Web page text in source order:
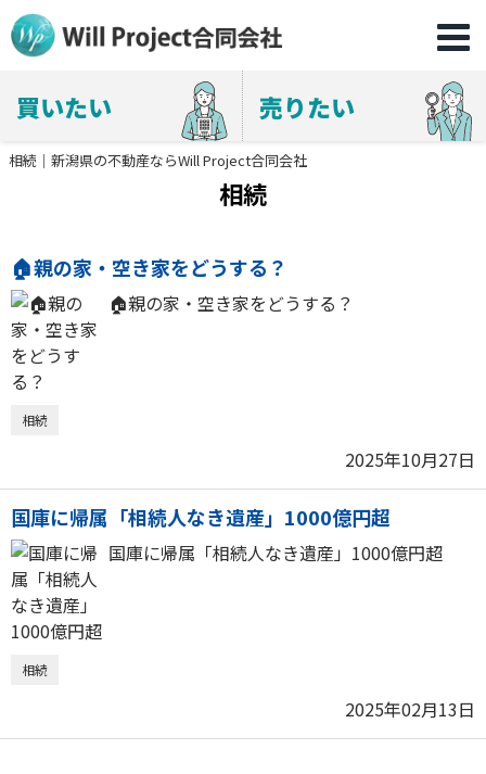
買いたい 売りたい
相続｜新潟県の不動産ならWill Project合同会社
相続
🏠親の家・空き家をどうする？
🏠親の家・空き家をどうする？
相続
2025年10月27日
国庫に帰属「相続人なき遺産」1000億円超
国庫に帰属「相続人なき遺産」1000億円超
相続
2025年02月13日